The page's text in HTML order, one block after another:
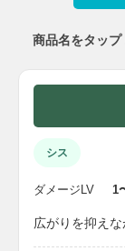
商品名をタップ
シス
ダメージLV 1
広がりを抑え